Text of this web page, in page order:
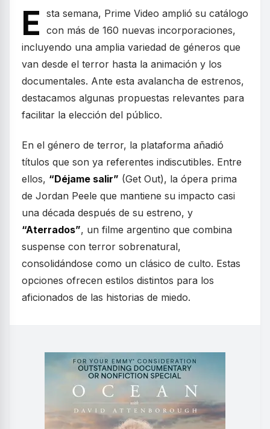
E sta semana, Prime Video amplió su catálogo
con más de 160 nuevas incorporaciones,
incluyendo una amplia variedad de géneros que
van desde el terror hasta la animación y los
documentales. Ante esta avalancha de estrenos,
destacamos algunas propuestas relevantes para
facilitar la elección del público.
En el género de terror, la plataforma añadió
títulos que son ya referentes indiscutibles. Entre
ellos, “Déjame salir” (Get Out), la ópera prima
de Jordan Peele que mantiene su impacto casi
una década después de su estreno, y
“Aterrados”, un filme argentino que combina
suspense con terror sobrenatural,
consolidándose como un clásico de culto. Estas
opciones ofrecen estilos distintos para los
aficionados de las historias de miedo.